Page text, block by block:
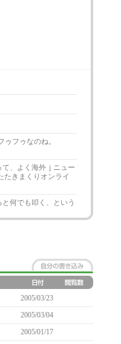
フゥなのね。
、よく海外ｊニュー
たきまくりオンライ
何でも叩く、という
2005/03/23
2005/03/04
2005/01/17